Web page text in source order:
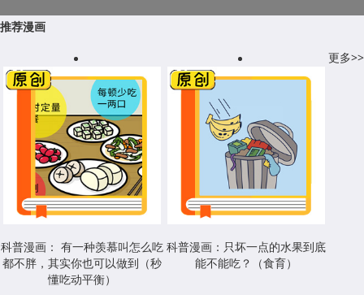
推荐漫画
更多>>
科普漫画： 有一种羡慕叫怎么吃
都不胖，其实你也可以做到（秒
懂吃动平衡）
科普漫画：只坏一点的水果到底
能不能吃？（食育）